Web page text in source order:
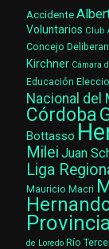
Accidente
Voluntarios Club
Concejo
Kirchner Cámara
Educación
Nacional del
Córdoba
Bottasso
Milei Juan
Liga
Mauricio Macri
de Loredo Río